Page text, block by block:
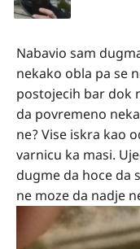
Nabavio sam
nekako obla pa se
postojecih bar dok
da povremeno
ne? Vise iskra kao
varnicu ka masi.
dugme da hoce da
ne moze da nadje